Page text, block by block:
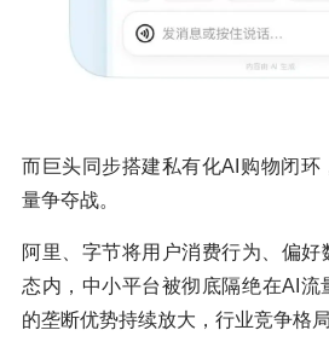
而巨头同步搭建私有化AI购物闭环
量争夺战。
阿里、字节将用户消费行为、偏好
态内，中小平台被彻底隔绝在AI流
的垄断优势持续放大，行业竞争格